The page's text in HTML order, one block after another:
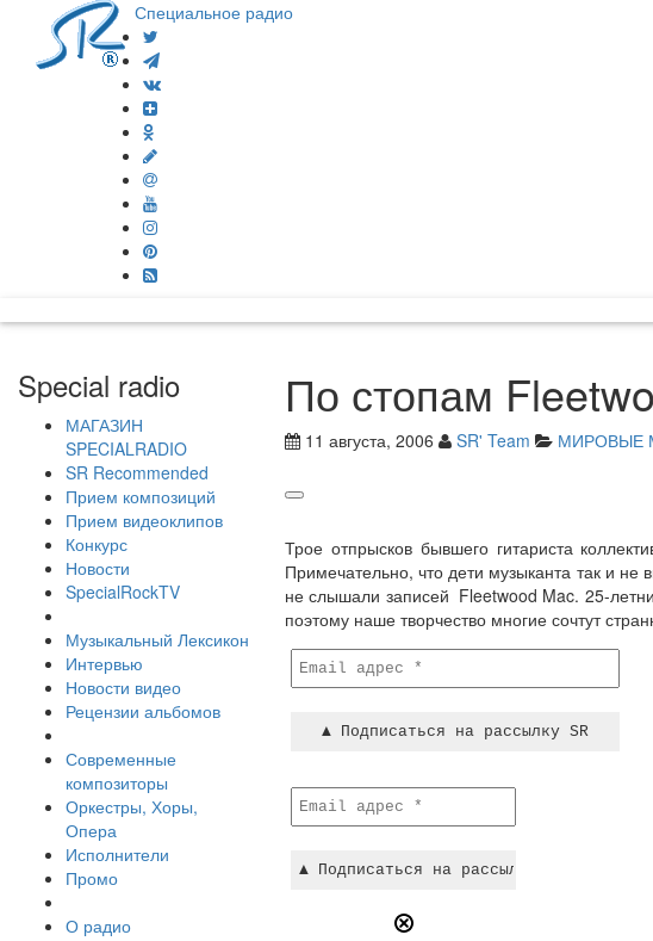
Специальное радио
Special radio
МАГАЗИН
SPECIALRADIO
SR Recommended
Прием композиций
Прием видеоклипов
Конкурс
Новости
SpecialRockTV
Музыкальный Лексикон
Интервью
Новости видео
Рецензии альбомов
Современные
композиторы
Оркестры, Хоры,
Опера
Исполнители
Промо
О радио
По стопам
11 августа, 2006 SR' Team МИРОВЫЕ
Трое отпрысков бывшего гитариста
Примечательно, что дети музыканта так и не
не слышали записей Fleetwood Mac. 25-
поэтому наше творчество многие сочтут